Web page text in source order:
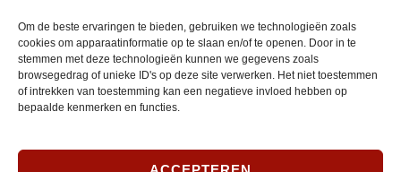
Om de beste ervaringen te bieden, gebruiken we technologieën zoals
cookies om apparaatinformatie op te slaan en/of te openen. Door in te
stemmen met deze technologieën kunnen we gegevens zoals
browsegedrag of unieke ID's op deze site verwerken. Het niet toestemmen
of intrekken van toestemming kan een negatieve invloed hebben op
bepaalde kenmerken en functies.
*
Verplicht
INSCHRIJVEN
SOCIAL MEDIA